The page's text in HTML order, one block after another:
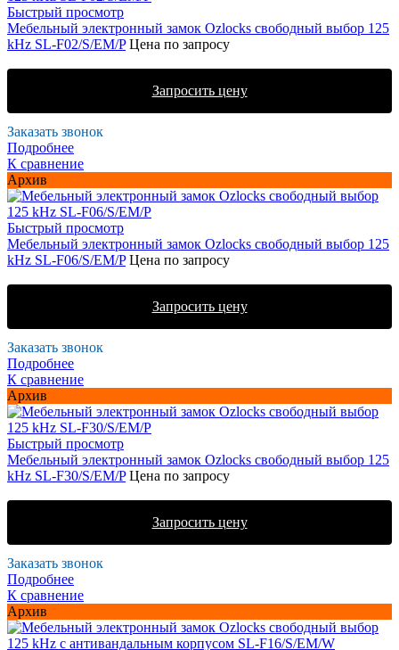
Быстрый просмотр
Мебельный электронный замок Ozlocks свободный выбор 125
kHz SL-F02/S/EM/P Цена по запросу
Запросить цену
Заказать звонок
Подробнее
К сравнение
Архив
Быстрый просмотр
Мебельный электронный замок Ozlocks свободный выбор 125
kHz SL-F06/S/EM/P Цена по запросу
Запросить цену
Заказать звонок
Подробнее
К сравнение
Архив
Быстрый просмотр
Мебельный электронный замок Ozlocks свободный выбор 125
kHz SL-F30/S/EM/P Цена по запросу
Запросить цену
Заказать звонок
Подробнее
К сравнение
Архив